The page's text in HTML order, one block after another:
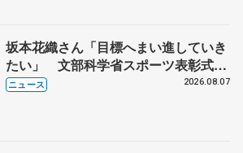
坂本花織さん「目標へまい進していき
たい」 文部科学省スポーツ表彰式で
代表謝辞
ニュース 2026.08.07